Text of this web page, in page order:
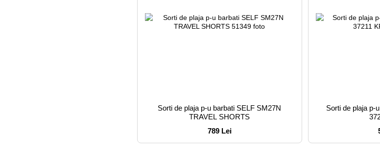
Sorti de plaja p-u barbati SELF SM27N
TRAVEL SHORTS
789 Lei
Sorti de plaja p-